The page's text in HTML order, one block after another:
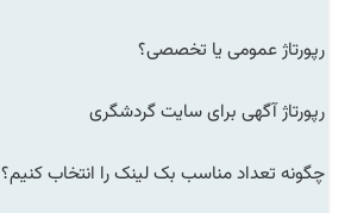
رپورتاژ عمومی یا تخصصی؟
رپورتاژ آگهی برای سایت گردشگری
چگونه تعداد مناسب بک لینک را انتخاب کنیم؟